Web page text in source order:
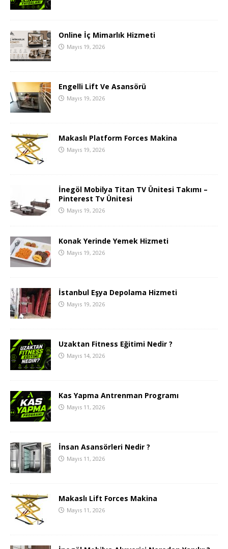
Online İç Mimarlık Hizmeti
Mayıs 19, 2026
Engelli Lift Ve Asansörü
Mayıs 19, 2026
Makaslı Platform Forces Makina
Mayıs 19, 2026
İnegöl Mobilya Titan TV Ünitesi Takımı –
Pinterest Tv Ünitesi
Mayıs 19, 2026
Konak Yerinde Yemek Hizmeti
Mayıs 19, 2026
İstanbul Eşya Depolama Hizmeti
Mayıs 19, 2026
Uzaktan Fitness Eğitimi Nedir ?
Mayıs 14, 2026
Kas Yapma Antrenman Programı
Mayıs 11, 2026
İnsan Asansörleri Nedir ?
Mayıs 11, 2026
Makaslı Lift Forces Makina
Mayıs 11, 2026